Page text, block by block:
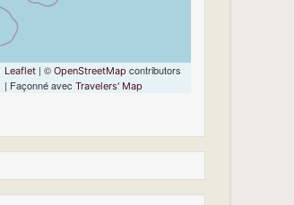
Leaflet | ©OpenStreetMap contributors
| Façonné avecTravelers' Map